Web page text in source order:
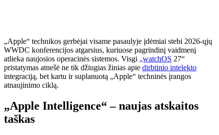
„Apple“ technikos gerbėjai visame pasaulyje įdėmiai stebi 2026-ųjų
WWDC konferencijos atgarsius, kuriuose pagrindinį vaidmenį
atlieka naujosios operacinės sistemos. Visgi „watchOS 27“
pristatymas atnešė ne tik džiugias žinias apie dirbtinio intelekto
integraciją, bet kartu ir suplanuotą „Apple“ techninės įrangos
atnaujinimo ciklą.
„Apple Intelligence“ – naujas atskaitos
taškas